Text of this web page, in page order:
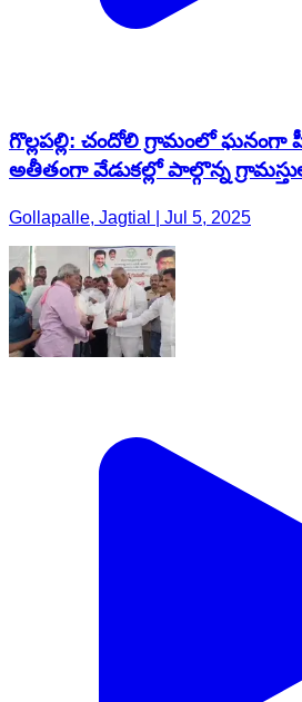
గొల్లపల్లి: చందోలి గ్రామంలో ఘనంగా
అతీతంగా వేడుకల్లో పాల్గొన్న
Gollapalle, Jagtial | Jul 5, 2025